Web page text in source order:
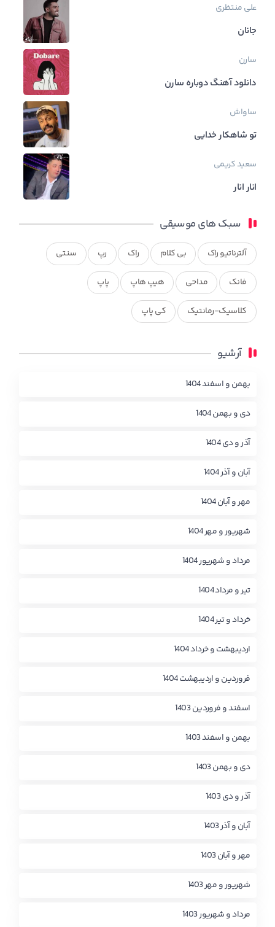
علی منتظری
جانان
سارن
دانلود آهنگ دوباره سارن
ساواش
تو شاهکار خدایی
سعید کریمی
انار انار
سبک های موسیقی
آلترناتیو راک بی کلام راک رپ سنتی
فانک مداحی هیپ هاپ پاپ
کلاسیک-رمانتیک کی پاپ
آرشیو
بهمن و اسفند 1404
دی و بهمن 1404
آذر و دی 1404
آبان و آذر 1404
مهر و آبان 1404
شهریور و مهر 1404
مرداد و شهریور 1404
تیر و مرداد 1404
خرداد و تیر 1404
اردیبهشت و خرداد 1404
فروردین و اردیبهشت 1404
اسفند و فروردین 1403
بهمن و اسفند 1403
دی و بهمن 1403
آذر و دی 1403
آبان و آذر 1403
مهر و آبان 1403
شهریور و مهر 1403
مرداد و شهریور 1403